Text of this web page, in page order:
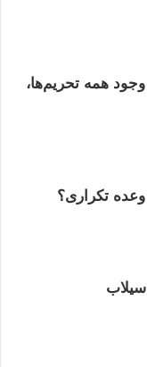
همه تحریم‌ها،
سیلاب